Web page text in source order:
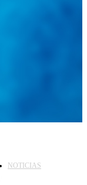
NOTICIAS